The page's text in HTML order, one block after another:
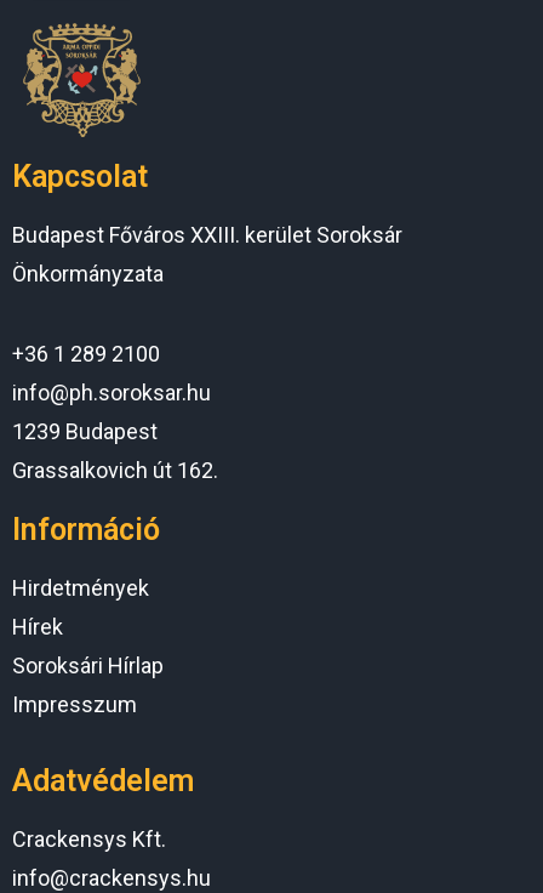
Kapcsolat
Budapest Főváros XXIII. kerület Soroksár
Önkormányzata
+36 1 289 2100
info@ph.soroksar.hu
1239 Budapest
Grassalkovich út 162.
Információ
Hirdetmények
Hírek
Soroksári Hírlap
Impresszum
Adatvédelem
Crackensys Kft.
info@crackensys.hu